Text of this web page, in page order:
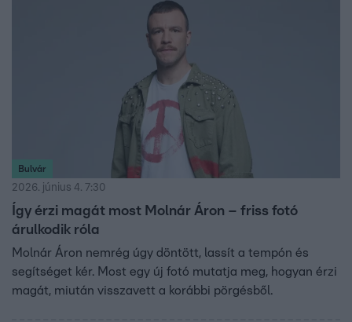
Bulvár
2026. június 4. 7:30
Így érzi magát most Molnár Áron – friss fotó
árulkodik róla
Molnár Áron nemrég úgy döntött, lassít a tempón és
segítséget kér. Most egy új fotó mutatja meg, hogyan érzi
magát, miután visszavett a korábbi pörgésből.